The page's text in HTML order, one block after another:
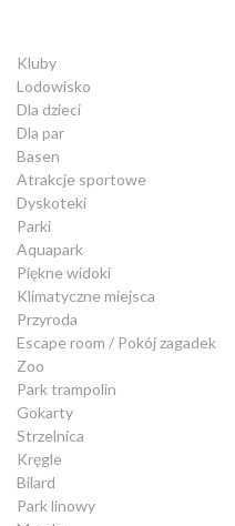
Kluby
Lodowisko
Dla dzieci
Dla par
Basen
Atrakcje sportowe
Dyskoteki
Parki
Aquapark
Piękne widoki
Klimatyczne miejsca
Przyroda
Escape room / Pokój zagadek
Zoo
Park trampolin
Gokarty
Strzelnica
Kręgle
Bilard
Park linowy